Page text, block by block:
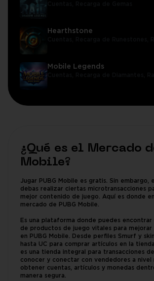
Hearthstone
Mobile Legends
¿Qué es el Mercado
Mobile?
Jugar PUBG Mobile es gratis. Sin embargo,
debas realizar ciertas microtransacciones
mejor contenido de juego. Aquí es donde
mercado de PUBG Mobile.
Es una plataforma donde puedes encontrar
de productos de juego vitales para mejorar
en PUBG Mobile. Desde perfiles Smurf y
hasta UC para comprar artículos en la
es una tienda integral para transacciones
conocer y conectar con vendedores a nivel
obtener cuentas, artículos y monedas
manera segura.